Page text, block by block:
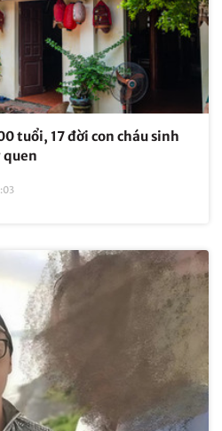
tuổi, 17 đời con cháu sinh
quen